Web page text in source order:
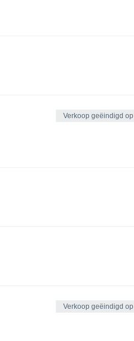
Verkoop geëindigd op
Verkoop geëindigd op